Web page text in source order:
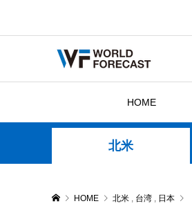
HOME
北米
HOME 北米 , 台湾 , 日本